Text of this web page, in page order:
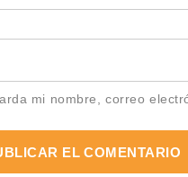
mi nombre, correo